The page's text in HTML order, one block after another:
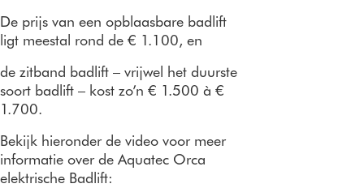
De prijs van een opblaasbare badlift
ligt meestal rond de € 1.100, en
de zitband badlift – vrijwel het duurste
soort badlift – kost zo’n € 1.500 à €
1.700.
Bekijk hieronder de video voor meer
informatie over de Aquatec Orca
elektrische Badlift: